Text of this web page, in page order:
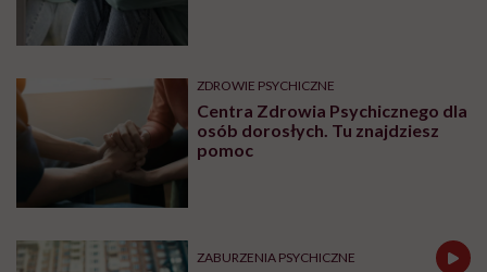
ZDROWIE PSYCHICZNE
Centra Zdrowia Psychicznego dla
osób dorosłych. Tu znajdziesz
pomoc
ZABURZENIA PSYCHICZNE